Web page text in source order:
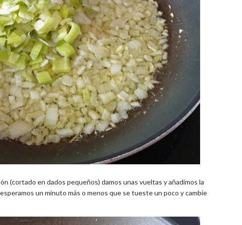
(cortado en dados pequeños) damos unas vueltas y añadimos la
un minuto más o menos que se tueste un poco y cambie